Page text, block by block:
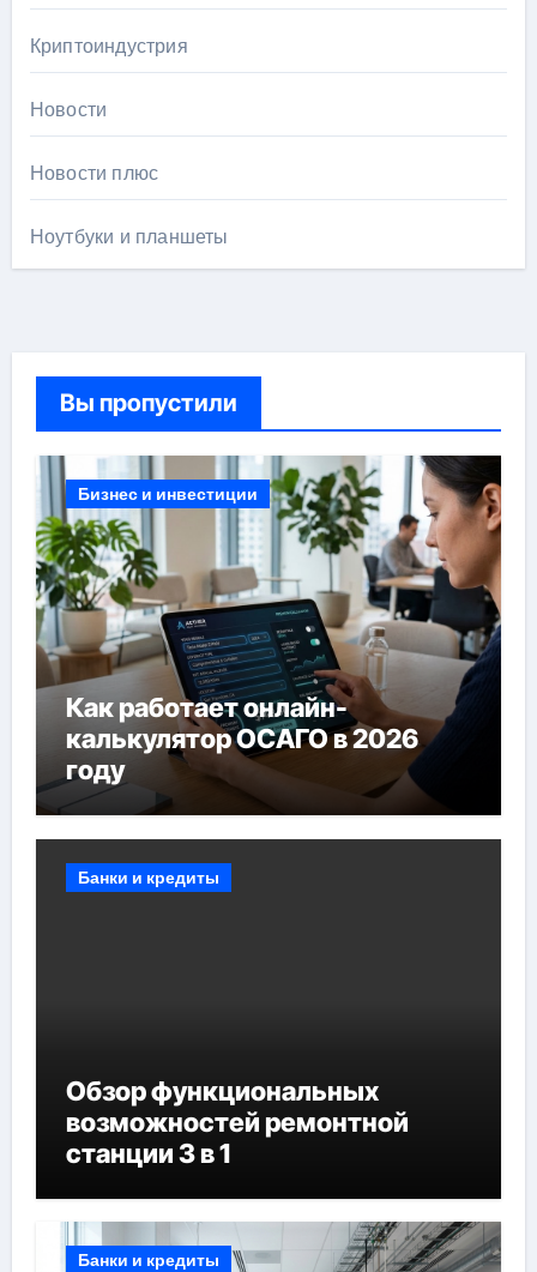
Криптоиндустрия
Новости
Новости плюс
Ноутбуки и планшеты
Вы пропустили
Бизнес и инвестиции
Как работает онлайн-
калькулятор ОСАГО в 2026
году
Банки и кредиты
Обзор функциональных
возможностей ремонтной
станции 3 в 1
Банки и кредиты